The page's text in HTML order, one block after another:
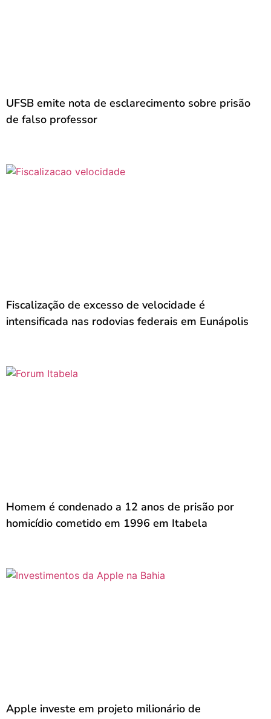
UFSB emite nota de esclarecimento sobre prisão
de falso professor
Fiscalização de excesso de velocidade é
intensificada nas rodovias federais em Eunápolis
Homem é condenado a 12 anos de prisão por
homicídio cometido em 1996 em Itabela
Apple investe em projeto milionário de